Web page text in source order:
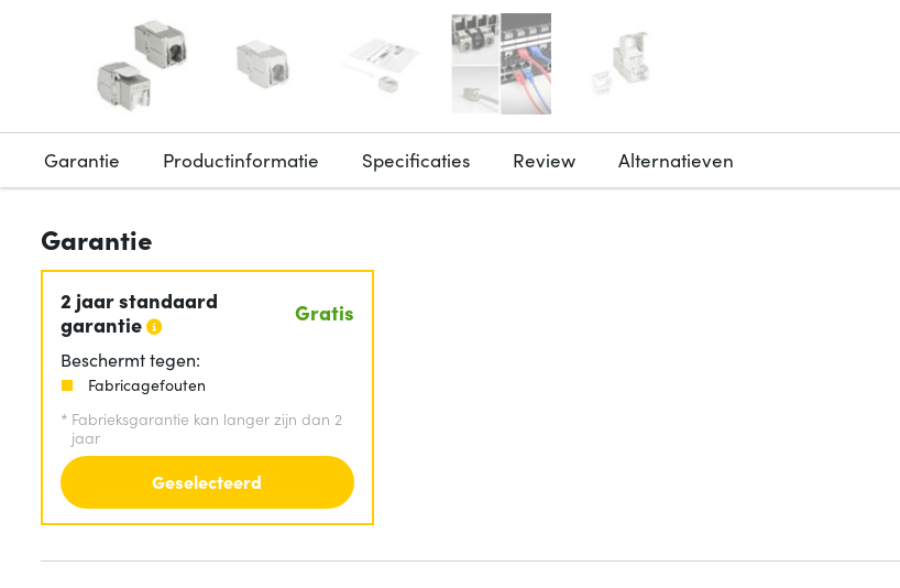
Garantie Productinformatie Specificaties Review Alternatieven
Garantie
2 jaar standaard
garantie
Gratis
Beschermt tegen:
Fabricagefouten
* Fabrieksgarantie kan langer zijn dan 2
jaar
Geselecteerd